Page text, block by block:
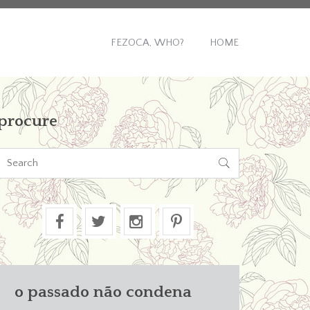
FEZOCA, WHO? HOME

o passado não condena